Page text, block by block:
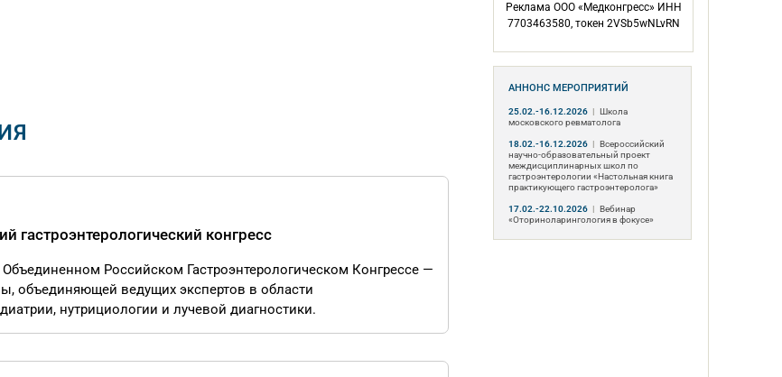
гастроэнтерологический конгресс
Российском Гастроэнтерологическом Конгрессе —
объединяющей ведущих экспертов в области
нутрициологии и лучевой диагностики.
Реклама ООО «Медконгресс» ИНН
7703463580, токен 2VSb5wNLvRN
АННОНС МЕРОПРИЯТИЙ
25.02.-16.12.2026 | Школа
московского ревматолога
18.02.-16.12.2026 | Всероссийский
научно-образовательный проект
междисциплинарных школ по
гастроэнтерологии «Настольная книга
практикующего гастроэнтеролога»
17.02.-22.10.2026 | Вебинар
«Оториноларингология в фокусе»